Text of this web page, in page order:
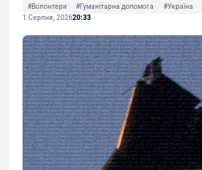
#Волонтери
#Гуманітарна допомога #Україна
1 Серпня, 202620:33